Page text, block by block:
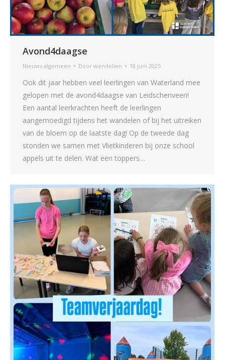
Avond4daagse
Nieuws algemeen Door wendelien 18 juni 2025
Ook dit jaar hebben veel leerlingen van Waterland mee
gelopen met de avond4daagse van Leidschenveen!
Een aantal leerkrachten heeft de leerlingen
aangemoedigd tijdens het wandelen of bij het uitreiken
van de bloem op de laatste dag! Op de tweede dag
stonden we samen met Vlietkinderen bij onze school
appels uit te delen. Wat een toppers…